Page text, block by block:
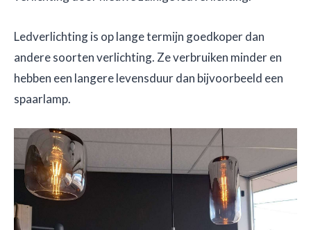
Ledverlichting is op lange termijn goedkoper dan
andere soorten verlichting. Ze verbruiken minder en
hebben een langere levensduur dan bijvoorbeeld een
spaarlamp.